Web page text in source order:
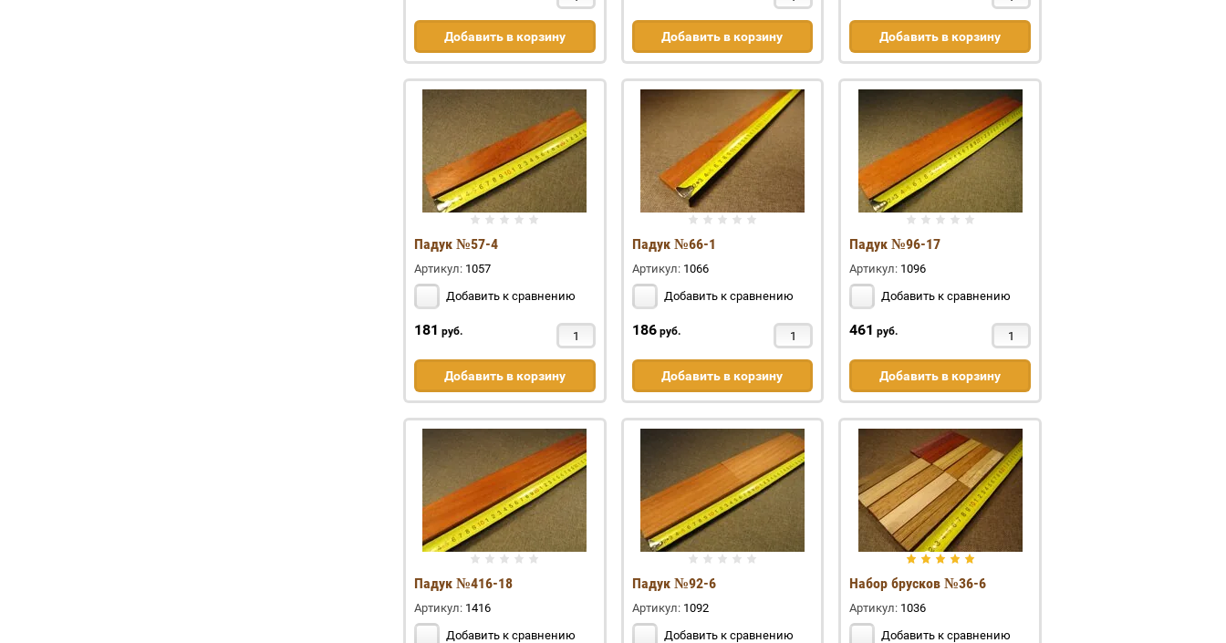
Добавить в корзину Добавить в корзину Добавить в корзину
Падук №57-4
Артикул: 1057
Добавить к сравнению
181 руб.
Добавить в корзину
Падук №66-1
Артикул:1066
Добавить к сравнению
186руб.
Добавить в корзину
Падук №96-17
Артикул: 1096
Добавить к сравнению
461 руб.
Добавить в корзину
Падук №416-18
Артикул: 1416
Добавить к сравнению
Падук №92-6
Артикул:1092
Добавить к сравнению
Набор брусков №36-6
Артикул: 1036
Добавить к сравнению